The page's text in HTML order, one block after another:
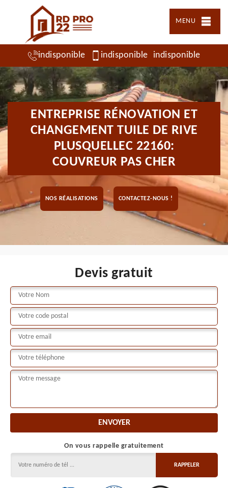
MENU
indisponible indisponible indisponible
ENTREPRISE RÉNOVATION ET
CHANGEMENT TUILE DE RIVE
PLUSQUELLEC 22160:
COUVREUR PAS CHER
NOS RÉALISATIONS CONTACTEZ-NOUS !
Devis gratuit
On vous rappelle gratuitement